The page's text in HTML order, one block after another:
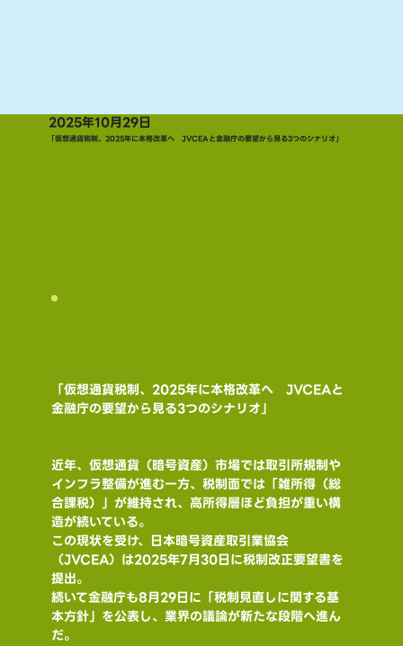
2025年10月29日
「仮想通貨税制、2025年に本格改革へ JVCEAと金融庁の要望から見る3つのシナリオ」
「仮想通貨税制、2025年に本格改革へ　JVCEAと
金融庁の要望から見る3つのシナリオ」
近年、仮想通貨（暗号資産）市場では取引所規制や
インフラ整備が進む一方、税制面では「雑所得（総
合課税）」が維持され、高所得層ほど負担が重い構
造が続いている。
この現状を受け、日本暗号資産取引業協会
（JVCEA）は2025年7月30日に税制改正要望書を
提出。
続いて金融庁も8月29日に「税制見直しに関する基
本方針」を公表し、業界の議論が新たな段階へ進ん
だ。